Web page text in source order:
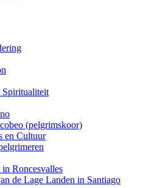
Spiritualiteit
(pelgrimskoor)
en Cultuur
Roncesvalles
de Lage Landen in Santiago